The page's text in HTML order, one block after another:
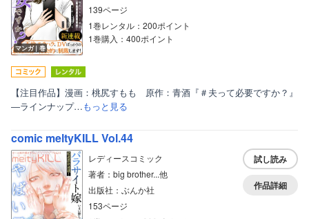
マンガ｜巻
139ページ
1巻レンタル：200ポイント
1巻購入：400ポイント
【注目作品】漫画：桃尻すもも 原作：青酒『＃夫って必要ですか？』
―ラインナップ…もっと見る
comic meltyKILL Vol.44
レディースコミック
著者：big brother...他
出版社：ぶんか社
153ページ
試し読み
作品詳細